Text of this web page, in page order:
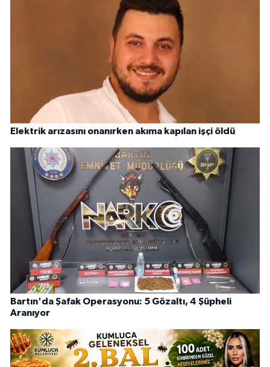
Elektrik arızasını onanırken akıma kapılan işçi öldü
Bartın'da Şafak Operasyonu: 5 Gözaltı, 4 Şüpheli
Aranıyor